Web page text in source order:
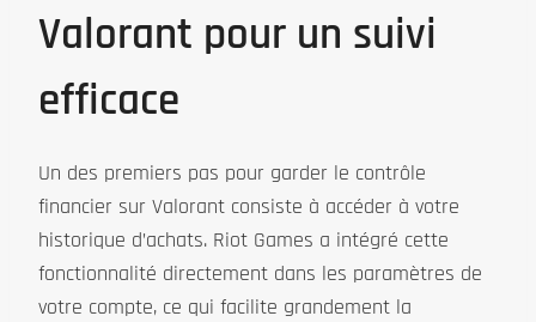
Valorant pour un suivi
efficace
Un des premiers pas pour garder le contrôle
financier sur Valorant consiste à accéder à votre
historique d’achats. Riot Games a intégré cette
fonctionnalité directement dans les paramètres de
votre compte, ce qui facilite grandement la